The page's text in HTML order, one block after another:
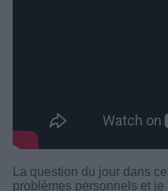
La question du jour dans
problèmes personnels et